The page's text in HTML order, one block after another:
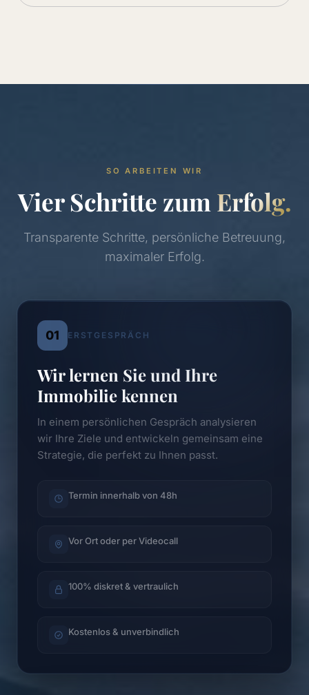
SO ARBEITEN WIR
Vier Schritte zum Erfolg.
Transparente Schritte, persönliche Betreuung,
maximaler Erfolg.
01 ERSTGESPRÄCH
Wir lernen Sie und Ihre
Immobilie kennen
In einem persönlichen Gespräch analysieren
wir Ihre Ziele und entwickeln gemeinsam eine
Strategie, die perfekt zu Ihnen passt.
Termin innerhalb von 48h
Vor Ort oder per Videocall
100% diskret & vertraulich
Kostenlos & unverbindlich